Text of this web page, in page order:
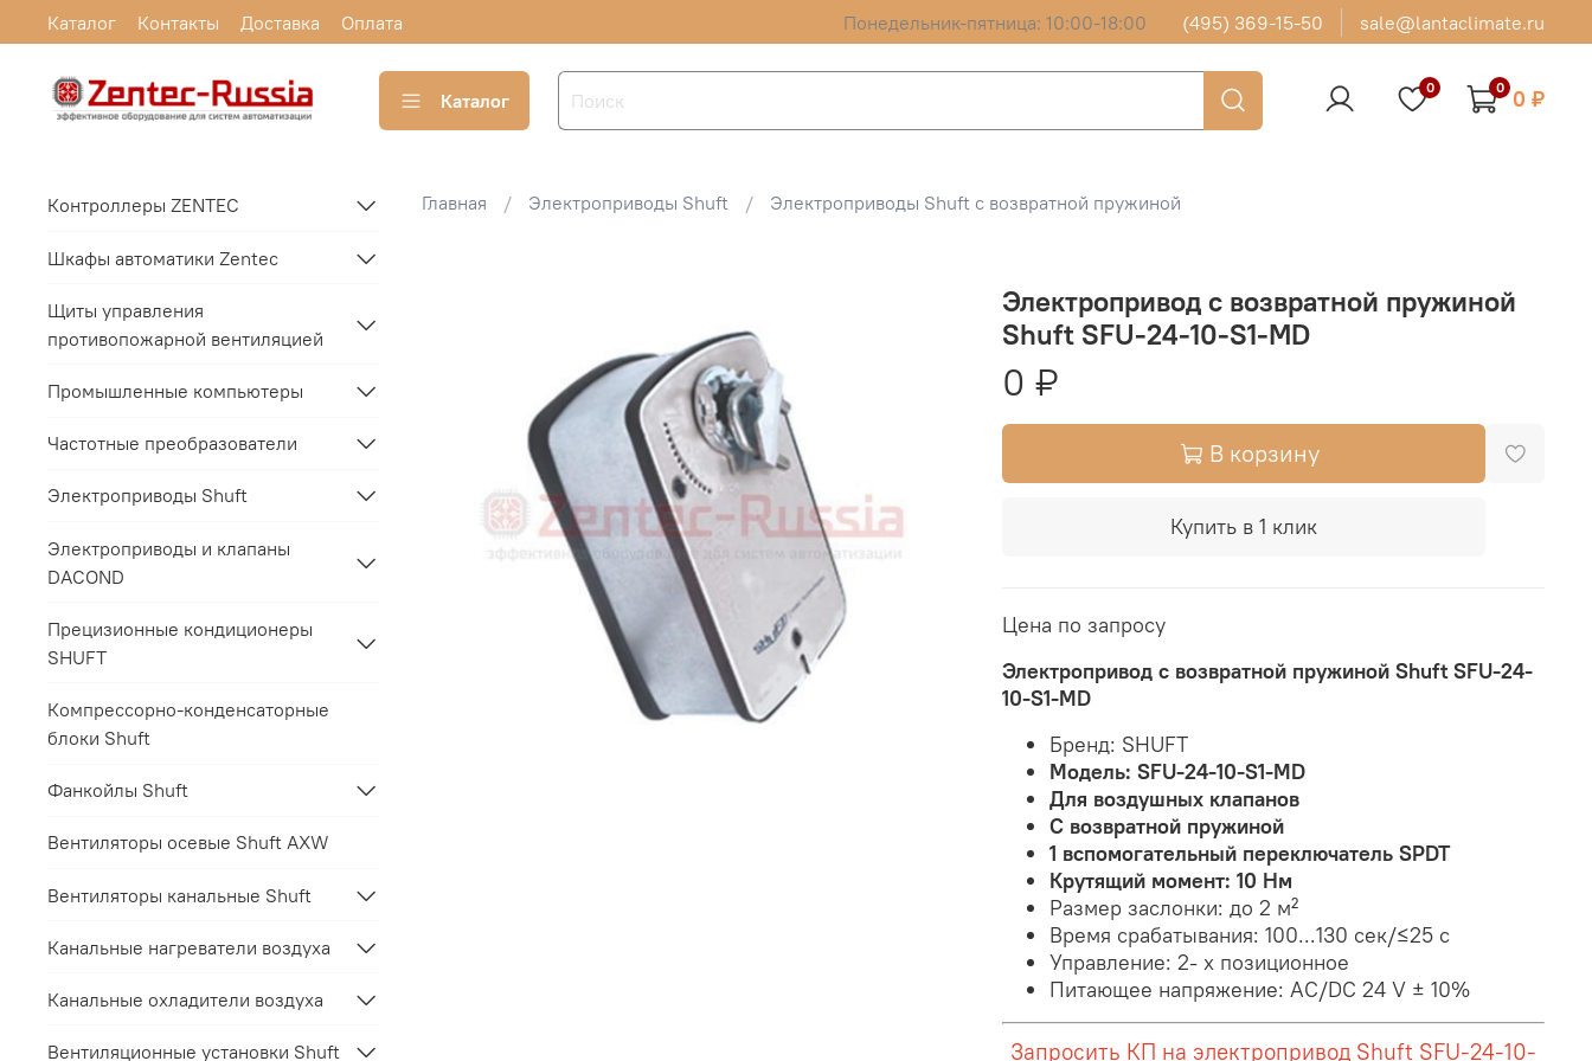
Каталог Контакты Доставка Оплата Понедельник-пятница: 10:00-18:00 (495) 369-15-50 sale@lantaclimate.ru
Каталог
0 0 0 ₽
Главная Электроприводы Shuft Электроприводы Shuft с возвратной пружиной
Электропривод с возвратной пружиной
Shuft SFU-24-10-S1-MD
0 ₽
В корзину
Купить в 1 клик
Цена по запросу
Электропривод с возвратной пружиной Shuft SFU-24-
10-S1-MD
Бренд: SHUFT
Модель: SFU-24-10-S1-MD
Для воздушных клапанов
С возвратной пружиной
1 вспомогательный переключатель SPDT
Крутящий момент: 10 Нм
Размер заслонки: до 2 м²
Время срабатывания: 100...130 сек/≤25 с
Управление: 2- х позиционное
Питающее напряжение: AC/DC 24 V ± 10%
Запросить КП на электропривод Shuft SFU-24-10-
Контроллеры ZENTEC
Шкафы автоматики Zentec
Щиты управления
противопожарной вентиляцией
Промышленные компьютеры
Частотные преобразователи
Электроприводы Shuft
Электроприводы и клапаны
DACOND
Прецизионные кондиционеры
SHUFT
Компрессорно-конденсаторные
блоки Shuft
Фанкойлы Shuft
Вентиляторы осевые Shuft AXW
Вентиляторы канальные Shuft
Канальные нагреватели воздуха
Канальные охладители воздуха
Вентиляционные установки Shuft